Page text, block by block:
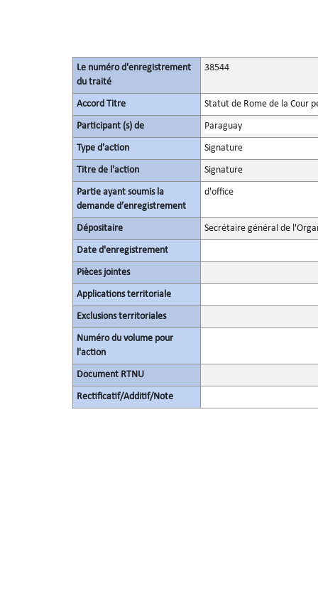
Le numéro d'enregistrement
du traité
38544
Accord Titre Statut de Rome de la Cour
Participant (s) de Paraguay
Type d'action Signature
Titre de l'action Signature
Partie ayant soumis la
demande d’enregistrement
d'office
Dépositaire Secrétaire général de
Date d'enregistrement
Pièces jointes
Applications territoriale
Exclusions territoriales
Numéro du volume pour
l'action
Document RTNU
Rectificatif/Additif/Note